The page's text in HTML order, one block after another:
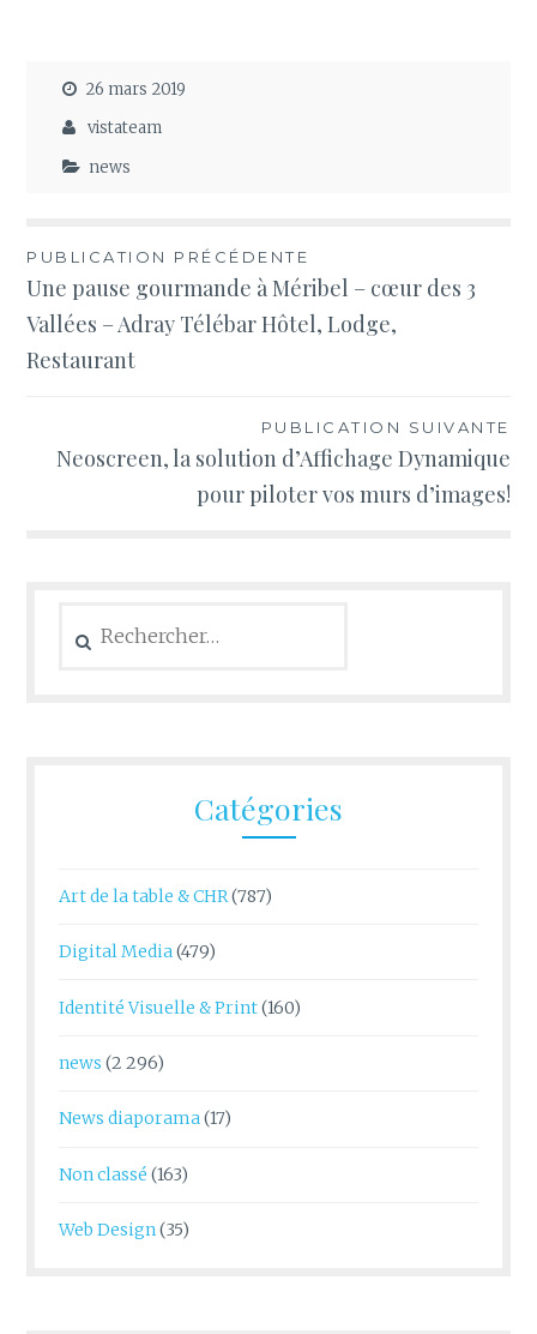
26 mars 2019
vistateam
news
Navigation
de
l’article
PUBLICATION PRÉCÉDENTE
Une pause gourmande à Méribel – cœur des 3
Vallées – Adray Télébar Hôtel, Lodge,
Restaurant
PUBLICATION SUIVANTE
Neoscreen, la solution d’Affichage Dynamique
pour piloter vos murs d’images!
Catégories
Art de la table & CHR(787)
Digital Media(479)
Identité Visuelle & Print(160)
news (2 296)
News diaporama(17)
Non classé (163)
Web Design(35)